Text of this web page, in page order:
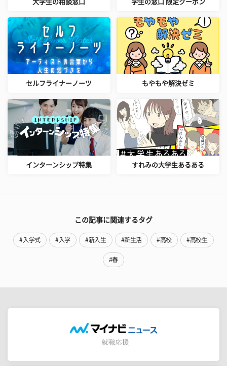
大学生の相談窓口 学生の窓口 限定クーポン
セルフライナーノーツ もやもや解決ゼミ
インターンシップ特集 すれみの大学生あるある
この記事に関連するタグ
#入学式 #入学 #新入生 #新生活 #高校 #高校生
#春